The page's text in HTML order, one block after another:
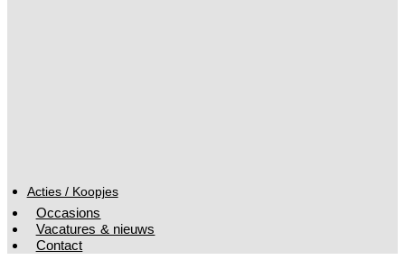
Acties / Koopjes
Occasions
Vacatures & nieuws
Contact